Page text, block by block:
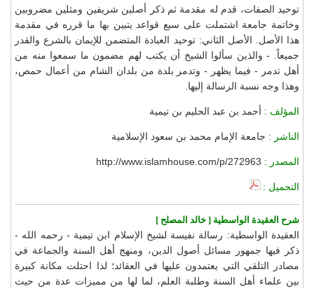
توحيد الصفات، قدم له مقدمة ثم ذكر أصلين شريفين ومثلين مضروبين
وخاتمة جامعة اشتملت على سبع قواعد يتبين بها ما قرره في مقدمة
هذا الأصل. الأصل الثاني: توحيد العبادة المتضمن للإيمان بالشرع والقدر
جميعاً. - والذين سألوا الشيخ أن يكتب لهم مضمون ما سمعوا منه من
أهل تدمر - فيما يظهر - وتدمر بلدة من بلدان الشام من أعمال حمص،
وهذا وجه نسبة الرسالة إليها.
المؤلف : أحمد بن عبد الحليم بن تيمية
الناشر : جامعة الإمام محمد بن سعود الإسلامية
المصدر : http://www.islamhouse.com/p/272963
التحميل :
شرح العقيدة الواسطية [ خالد المصلح ]
العقيدة الواسطية: رسالة نفيسة لشيخ الإسلام ابن تيمية - رحمه الله -
ذكر فيها جمهور مسائل أصول الدين، ومنهج أهل السنة والجماعة في
مصادر التلقي التي يعتمدون عليها في العقائد؛ لذا احتلت مكانة كبيرة
بين علماء أهل السنة وطلبة العلم، لما لها من مميزات عدة من حيث